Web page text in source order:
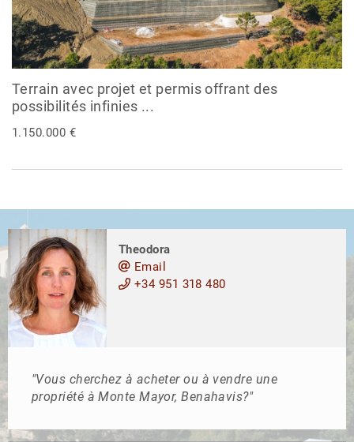
Terrain avec projet et permis offrant des
possibilités infinies ...
1.150.000 €
Theodora
Email
+34 951 318 480
"Vous cherchez à acheter ou à vendre une
propriété à Monte Mayor, Benahavis?"